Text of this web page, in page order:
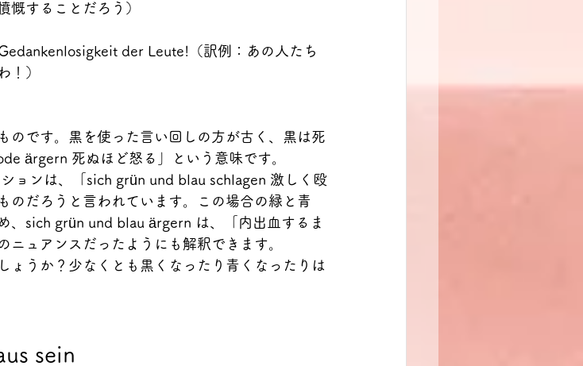
慨することだろう）
der Leute!（訳例：あの人たち
！）
のです。黒を使った言い回しの方が古く、黒は死
ärgern 死ぬほど怒る」という意味です。
ョンは、「sich grün und blau schlagen 激しく殴
のだろうと言われています。この場合の緑と青
、sich grün und blau ärgern は、「内出血するま
ュアンスだったようにも解釈できます。
ょうか？少なくとも黒くなったり青くなったりは
sein